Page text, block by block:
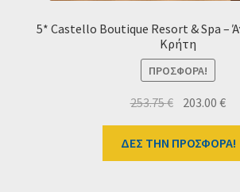
5* Castello Boutique Resort & Spa –
Κρήτη
ΠΡΟΣΦΟΡΆ!
253.75€ Original
price
was:
253.75 €.
203.00€Η
ΔΕΣ ΤΗΝ ΠΡΟΣΦΟΡΑ!